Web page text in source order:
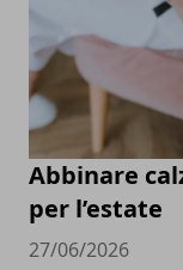
Abbinare
per l’estate
27/06/2026